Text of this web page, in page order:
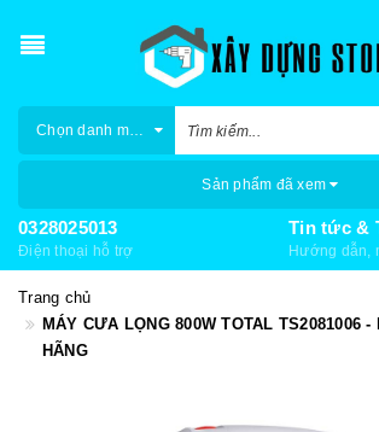
Chọn danh mục
Sản phẩm đã xem
0328025013
Điện thoại hỗ trợ
Tin tức &
Hướng dẫn,
Trang chủ
MÁY CƯA LỌNG 800W TOTAL TS2081006 -
HÃNG